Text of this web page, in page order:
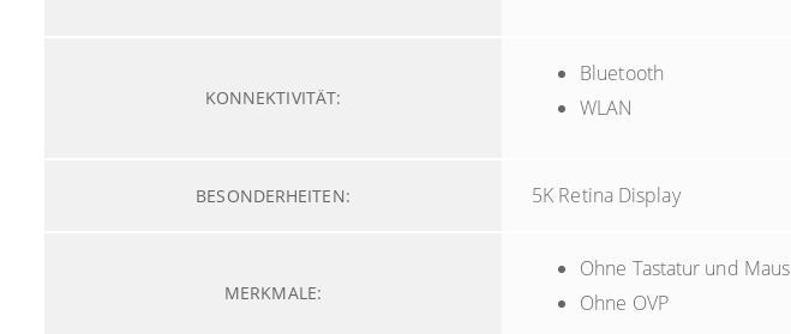
KONNEKTIVITÄT:
Bluetooth
WLAN
BESONDERHEITEN: 5K Retina Display
MERKMALE:
Ohne Tastatur und Maus
Ohne OVP